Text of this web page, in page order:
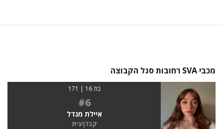
מכבי SVA רחובות סגל הקבוצה
בת 16 | 171
#6
איילת מנדל
קבלן/נית